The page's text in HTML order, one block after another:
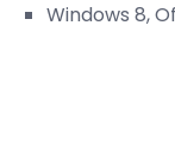
Windows 8,